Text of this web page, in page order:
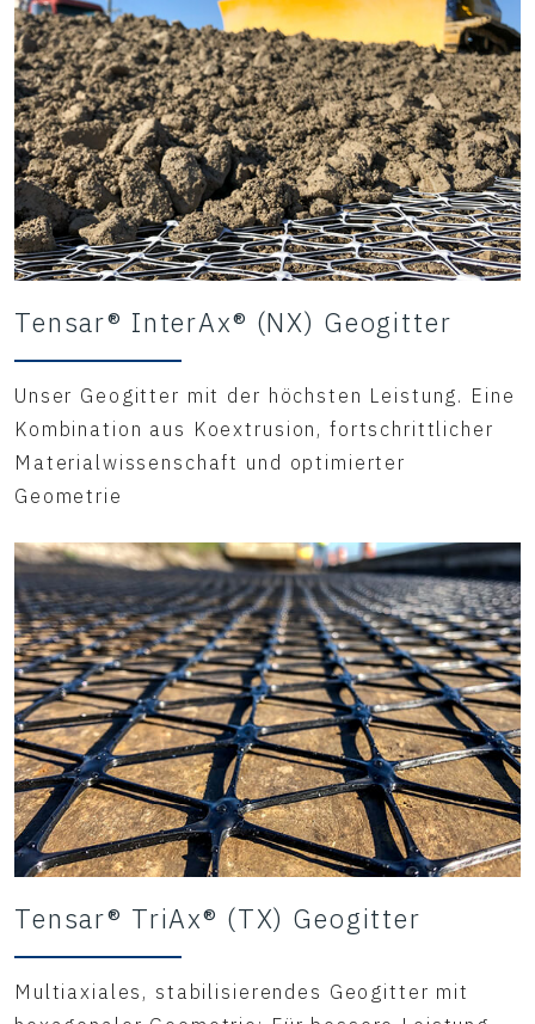
Stabilisierungsschicht mit weniger Füllmaterial, was die
Projektkosten und die Bauzeit reduziert.
Tensar® InterAx® (NX) Geogitter
Unser Geogitter mit der höchsten Leistung. Eine
Kombination aus Koextrusion, fortschrittlicher
Materialwissenschaft und optimierter
Geometrie
Tensar® TriAx® (TX) Geogitter
Multiaxiales, stabilisierendes Geogitter mit